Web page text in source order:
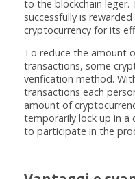
to the blockchain
successfully is
cryptocurrency for its
To reduce the amount
transactions, some
verification method.
transactions each
amount of
temporarily lock up in a
to participate in the